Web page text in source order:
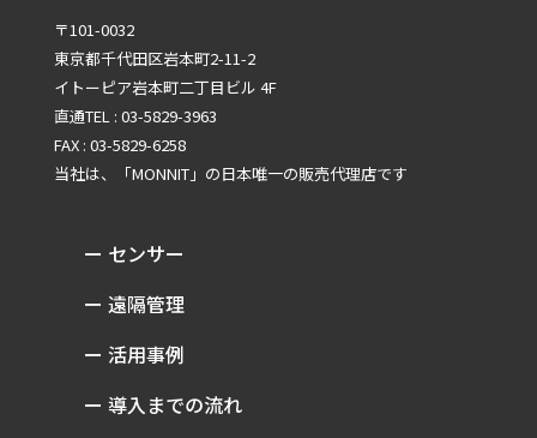
〒101-0032
東京都千代田区岩本町2-11-2
イトーピア岩本町二丁目ビル 4F
直通TEL : 03-5829-3963
FAX : 03-5829-6258
当社は、「MONNIT」の日本唯一の販売代理店です
ー センサー
ー 遠隔管理
ー 活用事例
ー 導入までの流れ